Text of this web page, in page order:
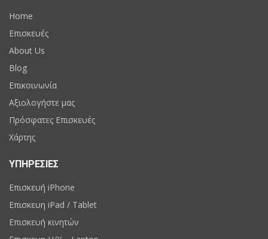
Home
Επισκευές
About Us
Blog
Επικοινωνία
Αξιολογήστε μας
Πρόσφατες Επισκευές
Χάρτης
ΥΠΗΡΕΣΙΕΣ
Επισκευή iPhone
Επισκευη iPad / Tablet
Επισκευή κινητών